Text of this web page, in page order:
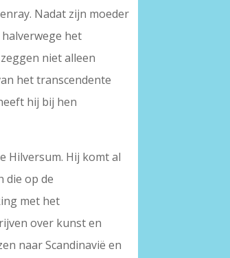
Nadat zijn moeder
het
niet alleen
het transcendente
hij bij hen
Hilversum. Hij komt al
die op de
met het
over kunst en
naar Scandinavië en